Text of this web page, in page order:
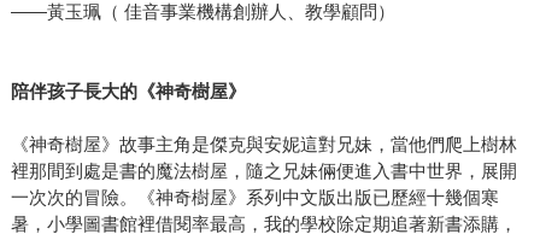
——黃玉珮（ 佳音事業機構創辦人、教學顧問）
陪伴孩子長大的《神奇樹屋》
《神奇樹屋》故事主角是傑克與安妮這對兄妹，當他們爬上樹林
裡那間到處是書的魔法樹屋，隨之兄妹倆便進入書中世界，展開
一次次的冒險。《神奇樹屋》系列中文版出版已歷經十幾個寒
暑，小學圖書館裡借閱率最高，我的學校除定期追著新書添購，